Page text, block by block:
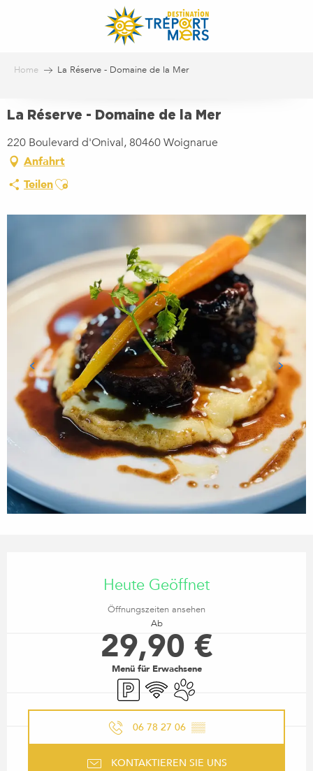
Home La Réserve - Domaine de la Mer
La Réserve - Domaine de la Mer
220 Boulevard d'Onival, 80460 Woignarue
Anfahrt
TeilenAjouter aux favoris
Heute Geöffnet
Öffnungszeiten ansehen
Ab
29,90 €
Menü für Erwachsene
Parkplatz
Wi-Fi Tiere erlaubt
06 78 27 06 ▒▒
KONTAKTIEREN SIE UNS